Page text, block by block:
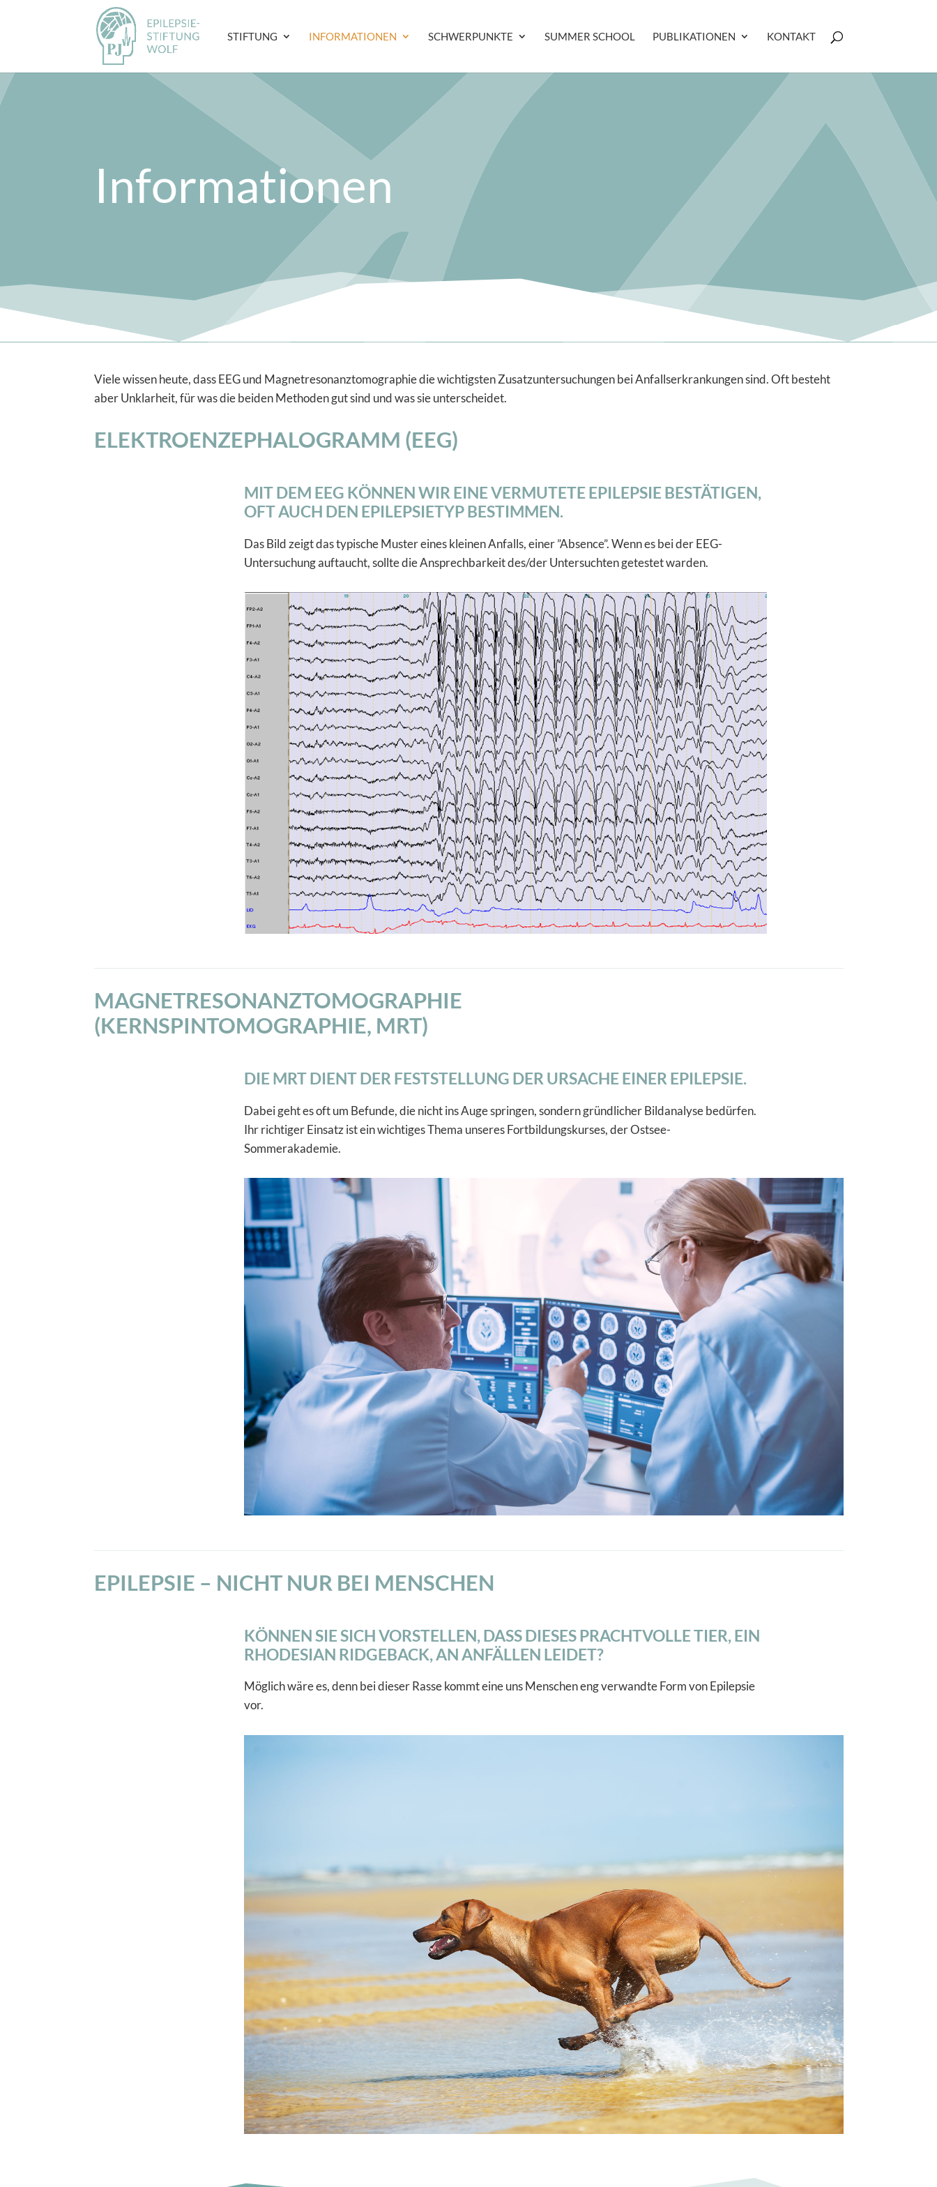
STIFTUNG INFORMATIONEN SCHWERPUNKTE SUMMER SCHOOL PUBLIKATIONEN KONTAKT
Informationen
Viele wissen heute, dass EEG und Magnetresonanztomographie die wichtigsten Zusatzuntersuchungen bei Anfallserkrankungen sind. Oft besteht
aber Unklarheit, für was die beiden Methoden gut sind und was sie unterscheidet.
ELEKTROENZEPHALOGRAMM (EEG)
MIT DEM EEG KÖNNEN WIR EINE VERMUTETE EPILEPSIE BESTÄTIGEN,
OFT AUCH DEN EPILEPSIETYP BESTIMMEN.
Das Bild zeigt das typische Muster eines kleinen Anfalls, einer ”Absence”. Wenn es bei der EEG-
Untersuchung auftaucht, sollte die Ansprechbarkeit des/der Untersuchten getestet warden.
MAGNETRESONANZTOMOGRAPHIE
(KERNSPINTOMOGRAPHIE, MRT)
DIE MRT DIENT DER FESTSTELLUNG DER URSACHE EINER EPILEPSIE.
Dabei geht es oft um Befunde, die nicht ins Auge springen, sondern gründlicher Bildanalyse bedürfen.
Ihr richtiger Einsatz ist ein wichtiges Thema unseres Fortbildungskurses, der Ostsee-
Sommerakademie.
EPILEPSIE – NICHT NUR BEI MENSCHEN
KÖNNEN SIE SICH VORSTELLEN, DASS DIESES PRACHTVOLLE TIER, EIN
RHODESIAN RIDGEBACK, AN ANFÄLLEN LEIDET?
Möglich wäre es, denn bei dieser Rasse kommt eine uns Menschen eng verwandte Form von Epilepsie
vor.